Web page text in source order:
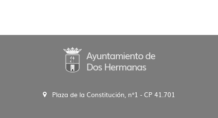
Plaza de la Constitución, n°1 - CP 41.701